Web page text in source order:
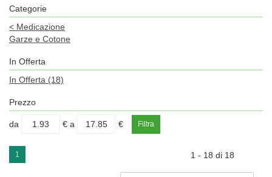
Categorie
< Medicazione
Garze e Cotone
In Offerta
In Offerta (18)
Prezzo
filtra
da €
filtra
a €
1 1 - 18 di 18